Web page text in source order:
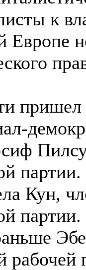
к
Европе
партии.
Кун,
партии.